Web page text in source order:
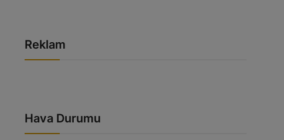
Reklam
Hava Durumu